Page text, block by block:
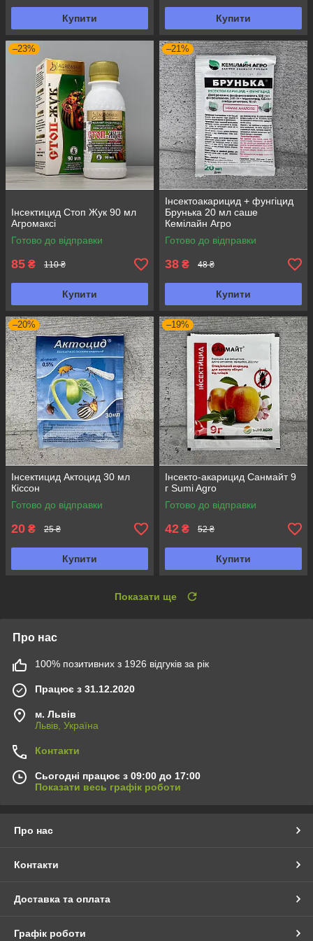
Купити Купити
–23%
Інсектицид Стоп Жук 90 мл
Агромаксі
Готово до відправки
85 ₴ 110 ₴
Купити
–21%
Інсектоакарицид + фунгіцид
Брунька 20 мл саше
Кемілайн Агро
Готово до відправки
38 ₴ 48 ₴
Купити
–20%
Інсектицид Актоцид 30 мл
Кіссон
Готово до відправки
20 ₴ 25 ₴
Купити
–19%
Інсекто-акарицид Санмайт 9
г Sumi Agro
Готово до відправки
42 ₴ 52 ₴
Купити
Показати ще
Про нас
100% позитивних з 1926 відгуків за рік
Працює з 31.12.2020
м. Львів
Львів, Україна
Контакти
Сьогодні працює з 09:00 до 17:00
Показати весь графік роботи
Про нас
Контакти
Доставка та оплата
Графік роботи